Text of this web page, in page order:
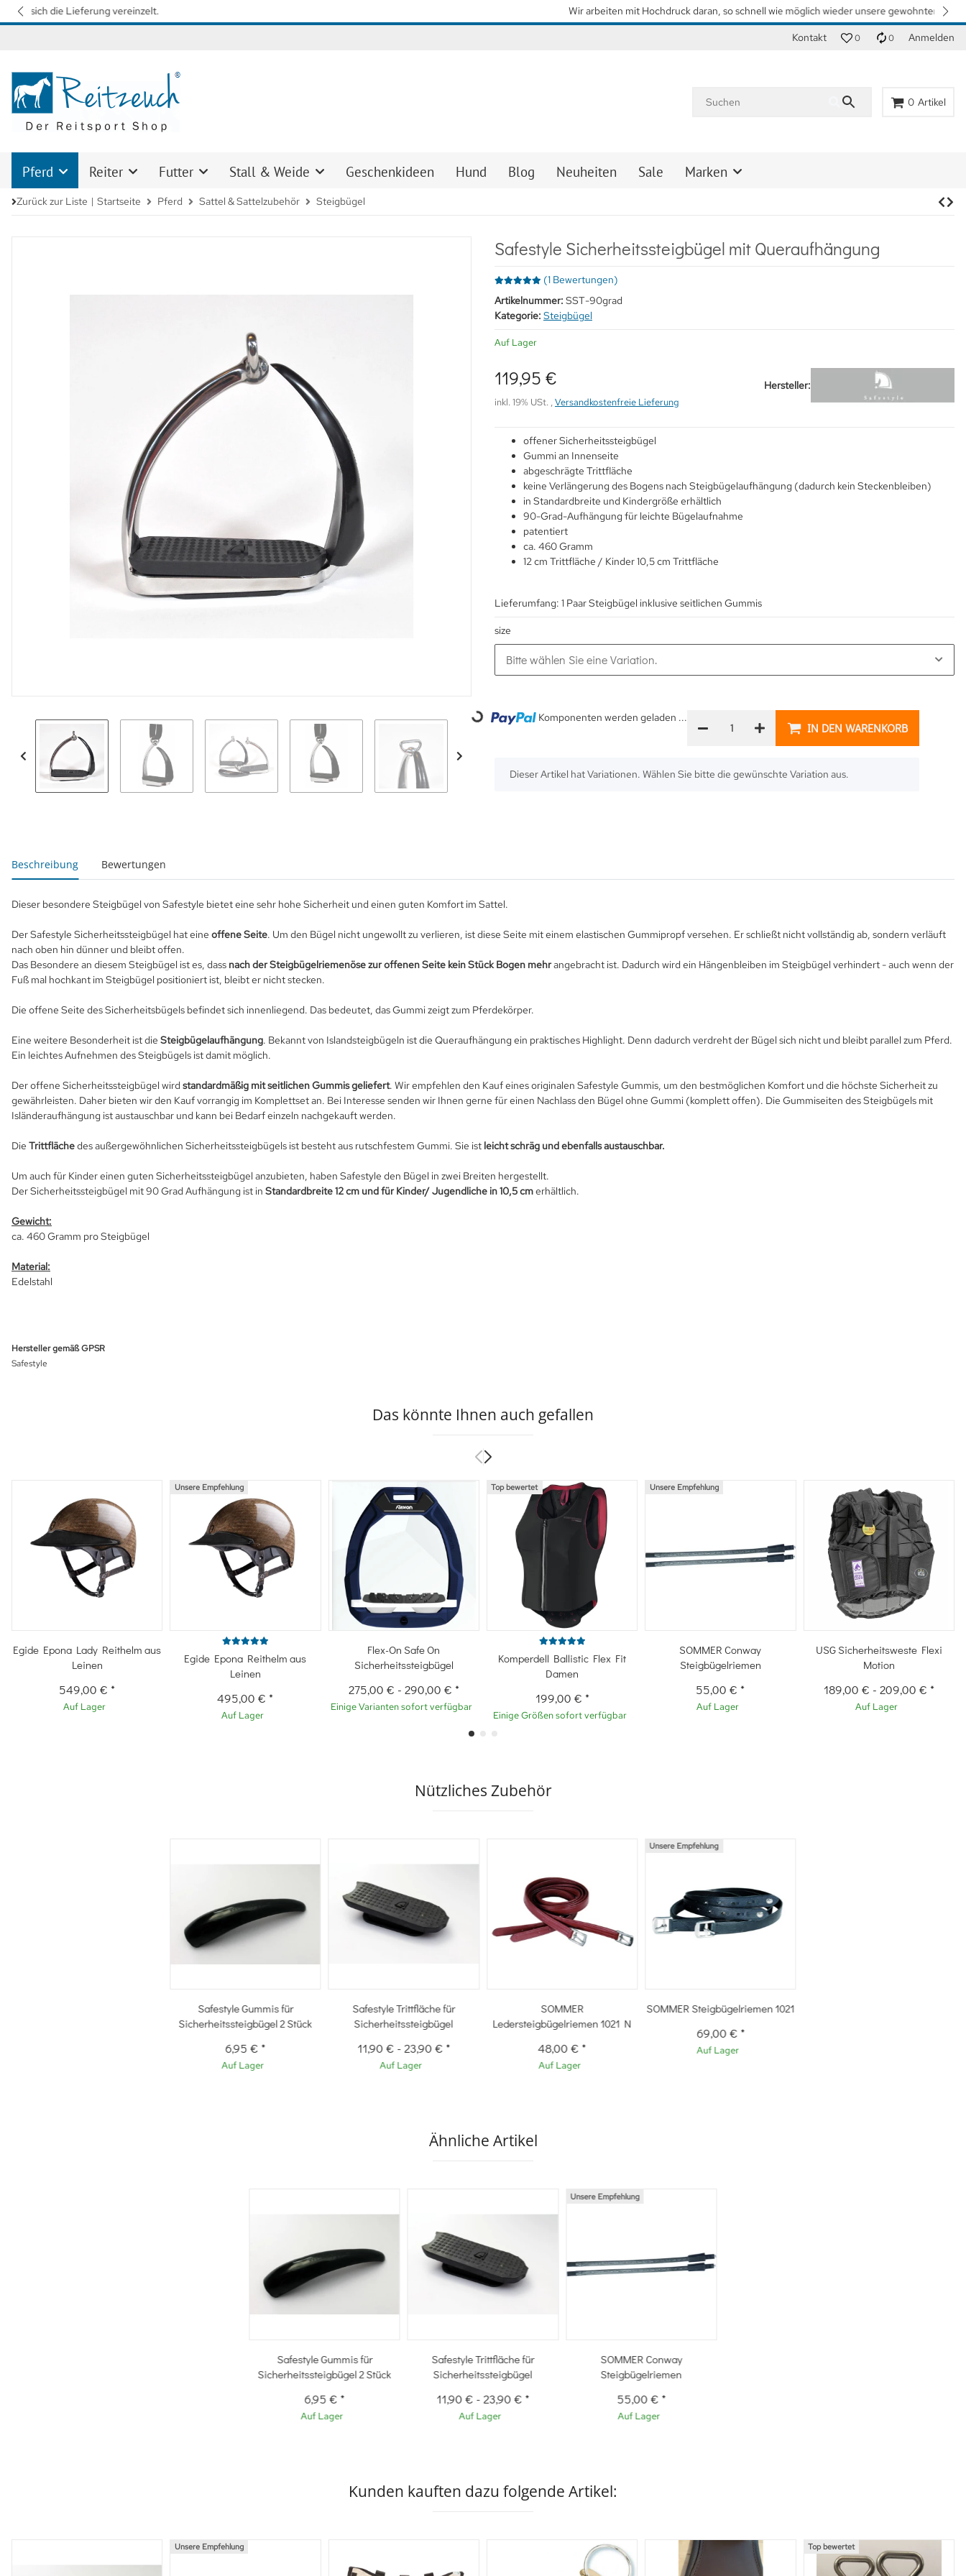
Wir arbeiten mit Hochdruck daran, so schnell wie möglich wieder unsere gewohnten Lieferzeiten zu erreichen. Vielen Dank für Ihr Verständnis.
Kontakt 0 0 Anmelden
0 Artikel
Pferd Reiter Futter Stall & Weide Geschenkideen Hund Blog Neuheiten Sale Marken
Zurück zur Liste Startseite Pferd Sattel & Sattelzubehör Steigbügel
Safestyle Sicherheitssteigbügel mit Queraufhängung
(1 Bewertungen)
Artikelnummer: SST-90grad
Kategorie: Steigbügel
Auf Lager
119,95 €
inkl. 19% USt. ,Versandkostenfreie Lieferung
Hersteller:
offener Sicherheitssteigbügel
Gummi an Innenseite
abgeschrägte Trittfläche
keine Verlängerung des Bogens nach Steigbügelaufhängung (dadurch kein Steckenbleiben)
in Standardbreite und Kindergröße erhältlich
90-Grad-Aufhängung für leichte Bügelaufnahme
patentiert
ca. 460 Gramm
12 cm Trittfläche / Kinder 10,5 cm Trittfläche
Lieferumfang: 1 Paar Steigbügel inklusive seitlichen Gummis
size
Bitte wählen Sie eine Variation.
IN DEN WARENKORB
Loading... Komponenten werden geladen ...
x
Dieser Artikel hat Variationen. Wählen Sie bitte die gewünschte Variation aus.
Beschreibung Bewertungen
Dieser besondere Steigbügel von Safestyle bietet eine sehr hohe Sicherheit und einen guten Komfort im Sattel.
Der Safestyle Sicherheitssteigbügel hat eine offene Seite. Um den Bügel nicht ungewollt zu verlieren, ist diese Seite mit einem elastischen Gummipropf versehen. Er schließt nicht vollständig ab, sondern verläuft
nach oben hin dünner und bleibt offen.
Das Besondere an diesem Steigbügel ist es, dass nach der Steigbügelriemenöse zur offenen Seite kein Stück Bogen mehrangebracht ist. Dadurch wird ein Hängenbleiben im Steigbügel verhindert - auch wenn der
Fuß mal hochkant im Steigbügel positioniert ist, bleibt er nicht stecken.
Die offene Seite des Sicherheitsbügels befindet sich innenliegend. Das bedeutet, das Gummi zeigt zum Pferdekörper.
Eine weitere Besonderheit ist die Steigbügelaufhängung. Bekannt von Islandsteigbügeln ist die Queraufhängung ein praktisches Highlight. Denn dadurch verdreht der Bügel sich nicht und bleibt parallel zum Pferd.
Ein leichtes Aufnehmen des Steigbügels ist damit möglich.
Der offene Sicherheitssteigbügel wird standardmäßig mit seitlichen Gummis geliefert. Wir empfehlen den Kauf eines originalen Safestyle Gummis, um den bestmöglichen Komfort und die höchste Sicherheit zu
gewährleisten. Daher bieten wir den Kauf vorrangig im Komplettset an. Bei Interesse senden wir Ihnen gerne für einen Nachlass den Bügel ohne Gummi (komplett offen). Die Gummiseiten des Steigbügels mit
Isländeraufhängung ist austauschbar und kann bei Bedarf einzeln nachgekauft werden.
Die Trittflächedes außergewöhnlichen Sicherheitssteigbügels ist besteht aus rutschfestem Gummi. Sie ist leicht schräg und ebenfalls austauschbar.
Um auch für Kinder einen guten Sicherheitssteigbügel anzubieten, haben Safestyle den Bügel in zwei Breiten hergestellt.
Der Sicherheitssteigbügel mit 90 Grad Aufhängung ist in Standardbreite 12 cm und für Kinder/ Jugendliche in 10,5 cmerhältlich.
Gewicht:
ca. 460 Gramm pro Steigbügel
Material:
Edelstahl
Hersteller gemäß GPSR
Safestyle
Das könnte Ihnen auch gefallen
Egide Epona Lady Reithelm aus
Leinen
549,00 €*
Auf Lager
Unsere Empfehlung
Egide Epona Reithelm aus
Leinen
495,00 €*
Auf Lager
Flex-On Safe On
Sicherheitssteigbügel
275,00 € - 290,00 € *
Einige Varianten sofort verfügbar
Top bewertet
Komperdell Ballistic Flex Fit
Damen
199,00 € *
Einige Größen sofort verfügbar
Unsere Empfehlung
SOMMER Conway
Steigbügelriemen
55,00 €*
Auf Lager
USG Sicherheitsweste Flexi
Motion
189,00 € - 209,00 € *
Auf Lager
Nützliches Zubehör
Safestyle Gummis für
Sicherheitssteigbügel 2 Stück
6,95 € *
Auf Lager
Safestyle Trittfläche für
Sicherheitssteigbügel
11,90 € -23,90 € *
Auf Lager
SOMMER
Ledersteigbügelriemen 1021 N
48,00 € *
Auf Lager
Unsere Empfehlung
SOMMER Steigbügelriemen 1021
69,00 € *
Auf Lager
Ähnliche Artikel
Safestyle Gummis für
Sicherheitssteigbügel 2 Stück
6,95 € *
Auf Lager
Safestyle Trittfläche für
Sicherheitssteigbügel
11,90 € -23,90 € *
Auf Lager
Unsere Empfehlung
SOMMER Conway
Steigbügelriemen
55,00 € *
Auf Lager
Kunden kauften dazu folgende Artikel:
Unsere Empfehlung Top bewertet